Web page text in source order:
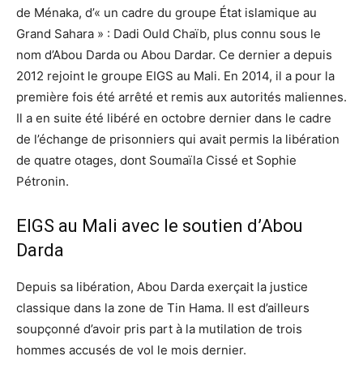
de Ménaka, d’« un cadre du groupe État islamique au
Grand Sahara » : Dadi Ould Chaïb, plus connu sous le
nom d’Abou Darda ou Abou Dardar. Ce dernier a depuis
2012 rejoint le groupe EIGS au Mali. En 2014, il a pour la
première fois été arrêté et remis aux autorités maliennes.
Il a en suite été libéré en octobre dernier dans le cadre
de l’échange de prisonniers qui avait permis la libération
de quatre otages, dont Soumaïla Cissé et Sophie
Pétronin.
EIGS au Mali avec le soutien d’Abou
Darda
Depuis sa libération, Abou Darda exerçait la justice
classique dans la zone de Tin Hama. Il est d’ailleurs
soupçonné d’avoir pris part à la mutilation de trois
hommes accusés de vol le mois dernier.